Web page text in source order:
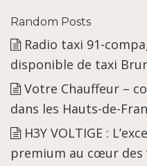
Random Posts
Radio taxi 91-
disponible de taxi
Votre Chauffeur –
dans les Hauts-de-
H3Y VOLTIGE :
premium au cœur des